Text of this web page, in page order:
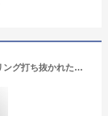
Tiffany&Co. ティファニー 指輪アトラスナローリング打ち抜かれたローマ数字スターリングシルバー アクセサリーATLAS NARROW RINGペアリングとしてもオススメUS4.0～9.5（日本サイズ約9号～約20号）